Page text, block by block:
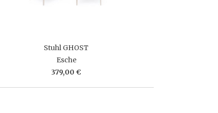
Stuhl GHOST
Esche
379,00 €